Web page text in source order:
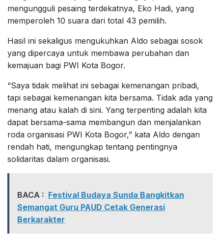
mengungguli pesaing terdekatnya, Eko Hadi, yang
memperoleh 10 suara dari total 43 pemilih.
Hasil ini sekaligus mengukuhkan Aldo sebagai sosok
yang dipercaya untuk membawa perubahan dan
kemajuan bagi PWI Kota Bogor.
“Saya tidak melihat ini sebagai kemenangan pribadi,
tapi sebagai kemenangan kita bersama. Tidak ada yang
menang atau kalah di sini. Yang terpenting adalah kita
dapat bersama-sama membangun dan menjalankan
roda organisasi PWI Kota Bogor,” kata Aldo dengan
rendah hati, mengungkap tentang pentingnya
solidaritas dalam organisasi.
BACA : Festival Budaya Sunda Bangkitkan
Semangat Guru PAUD Cetak Generasi
Berkarakter